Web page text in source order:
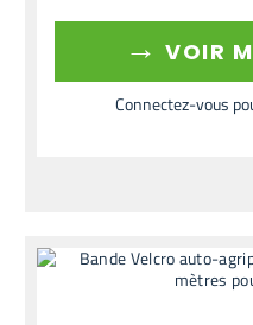
→ VOIR
Connectez-vous